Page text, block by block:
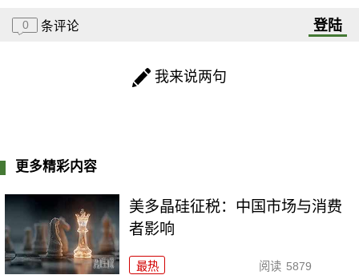
0 条评论 登陆
我来说两句
更多精彩内容
美多晶硅征税：中国市场与消费
者影响
最热 阅读 5879